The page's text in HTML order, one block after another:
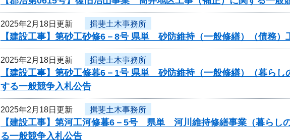
2025年2月18日更新 揖斐土木事務所
【建設工事】第砂工砂修6－8号 県単 砂防維持（一般修繕）（債務）
2025年2月18日更新 揖斐土木事務所
【建設工事】第砂工修暮6－1号 県単 砂防維持（一般修繕）（暮ら
する一般競争入札公告
2025年2月18日更新 揖斐土木事務所
【建設工事】第河工河修暮6－5号 県単 河川維持修繕事業（暮らし
る一般競争入札公告